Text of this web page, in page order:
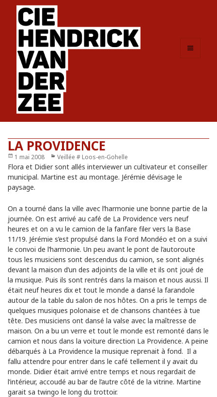
LA PROVIDENCE
Publié
le
1 mai 2008 Catégories
Veillée # Loos-en-Gohelle
Flora et Didier sont allés interviewer un cultivateur et conseiller
municipal. Martine est au montage. Jérémie dévisage le
paysage.
On a tourné dans la ville avec l’harmonie une bonne partie de la
journée. On est arrivé au café de La Providence vers neuf
heures et on a vu le camion de la fanfare filer vers la Base
11/19. Jérémie s’est propulsé dans la Ford Mondéo et on a suivi
le convoi de l’harmonie. Un peu avant le pont de l’autoroute
tous les musiciens sont descendus du camion, se sont alignés
devant la maison d’un des adjoints de la ville et ils ont joué de
la musique. Puis ils sont rentrés dans la maison et nous aussi. Il
était neuf heures dix et tout le monde a dansé la farandole
autour de la table du salon de nos hôtes. On a pris le temps de
quelques musiques polonaise et de chansons chantées à tue
tête. Des musiciens ont dansé la valse avec la maîtresse de
maison. On a bu un verre et tout le monde est remonté dans le
camion et nous dans la voiture direction La Providence. A peine
débarqués à La Providence la musique reprenait à fond. Il a
fallu attendre pour entrer dans le café tellement il y avait du
monde. Didier était arrivé entre temps et nous regardait de
l’intérieur, accoudé au bar de l’autre côté de la vitrine. Martine
garait sa twingo le long du trottoir.